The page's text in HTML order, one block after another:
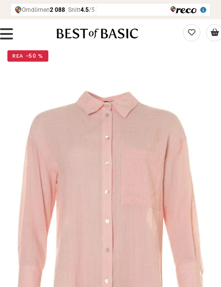
REA −50 %